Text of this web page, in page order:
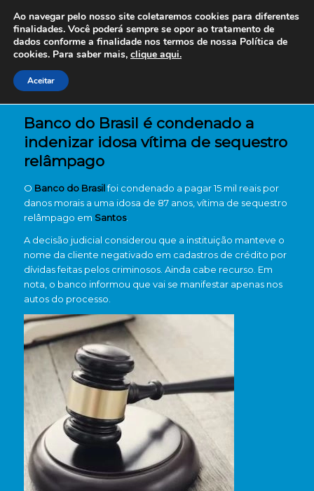
Banco do Brasil é condenado a
indenizar idosa vítima de sequestro
relâmpago
O Banco do Brasilfoi condenado a pagar 15 mil reais por
danos morais a uma idosa de 87 anos, vítima de sequestro
relâmpago em Santos.
A decisão judicial considerou que a instituição manteve o
nome da cliente negativado em cadastros de crédito por
dívidas feitas pelos criminosos. Ainda cabe recurso. Em
nota, o banco informou que vai se manifestar apenas nos
autos do processo.
Ao navegar pelo nosso site coletaremos cookies para diferentes
finalidades. Você poderá sempre se opor ao tratamento de
dados conforme a finalidade nos termos de nossa Política de
cookies. Para saber mais, clique aqui.
Aceitar